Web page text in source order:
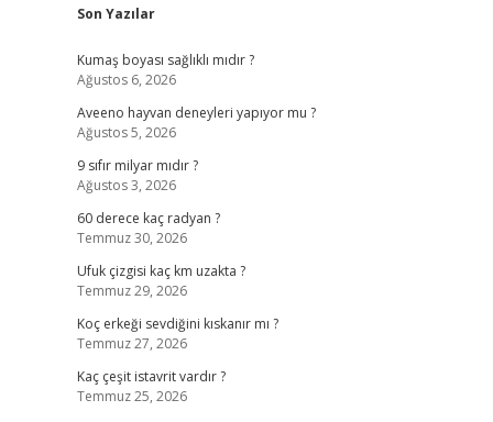
Sidebar
Son Yazılar
Kumaş boyası sağlıklı mıdır ?
Ağustos 6, 2026
Aveeno hayvan deneyleri yapıyor mu ?
Ağustos 5, 2026
9 sıfır milyar mıdır ?
Ağustos 3, 2026
60 derece kaç radyan ?
Temmuz 30, 2026
Ufuk çizgisi kaç km uzakta ?
Temmuz 29, 2026
Koç erkeği sevdiğini kıskanır mı ?
Temmuz 27, 2026
Kaç çeşit istavrit vardır ?
Temmuz 25, 2026